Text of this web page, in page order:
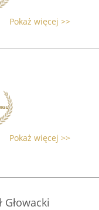
Pokaż więcej >>
Pokaż więcej >>